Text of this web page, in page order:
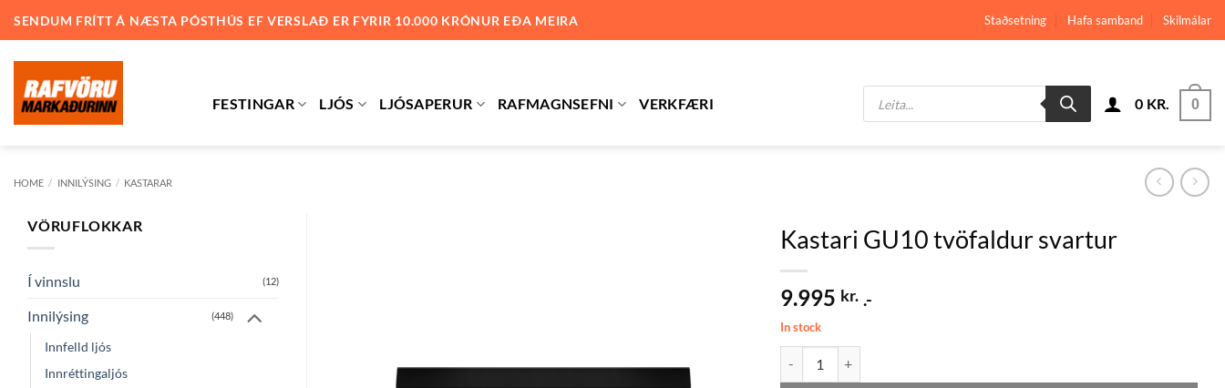
SENDUM FRÍTT Á NÆSTA PÓSTHÚS EF VERSLAÐ ER FYRIR 10.000 KRÓNUR EÐA MEIRA Staðsetning Hafa samband Skilmálar
FESTINGAR LJÓS LJÓSAPERUR RAFMAGNSEFNI VERKFÆRI
Products
search
0 KR. 0
HOME / INNILÝSING / KASTARAR
VÖRUFLOKKAR
Í vinnslu (12)
Innilýsing (448)
Innfelld ljós
Innréttingaljós
Kastari GU10 tvöfaldur svartur
9.995 kr. .-
In stock